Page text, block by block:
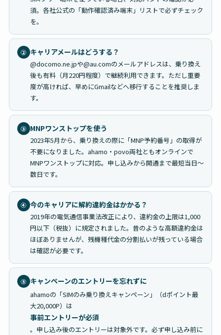
須。各社公式の「動作確認済み端末」リストで必ずチェック
を。
② キャリアメールはどうする？
@docomo.ne.jpや@au.comのメールアドレスは、乗り換え
後も有料（月220円程度）で継続利用できます。ただし重要
度が高ければ、早めにGmailなどへ移行することを推奨しま
す。
③ MNPワンストップを使う
2023年5月から、乗り換えの際に「MNP予約番号」の取得が
不要になりました。ahamo・povo両社ともオンラインで
MNPワンストップに対応。申し込みから開通まで最短当日〜
数日です。
④ 今のキャリアに解約違約金はかかる？
2019年の電気通信事業法改正により、違約金の上限は1,000
円以下（税抜）に規定されました。昔のような高額違約金は
ほぼありませんが、残機種代金の分割払いが残っている場合
は確認が必要です。
⑤ キャンペーンのエントリーを忘れずに
ahamoの「SIMのみ乗り換えキャンペーン」（dポイント最
大20,000P）は
事前エントリーが必須
。申し込み後のエントリーは対象外です。必ず申し込み前に